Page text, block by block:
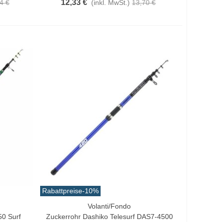
€ 12,33 € (inkl. MwSt.) 13,70 €
Surf
Rabattpreise-10%
In Den WarenkorbVolanti/Fondo
Zuckerrohr Dashiko Telesurf DAS7-4500